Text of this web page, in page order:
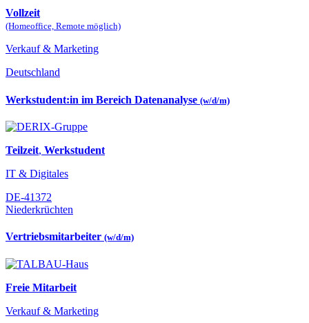
Vollzeit
(Homeoffice, Remote möglich)
Verkauf & Marketing
Deutschland
Werkstudent:in im Bereich Datenanalyse (w/d/m)
Teilzeit, Werkstudent
IT & Digitales
DE-41372
Niederkrüchten
Vertriebsmitarbeiter (w/d/m)
Freie Mitarbeit
Verkauf & Marketing